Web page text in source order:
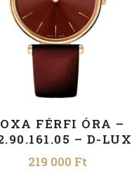
FÉRFI ÓRA –
– D-LUX
219 000 Ft